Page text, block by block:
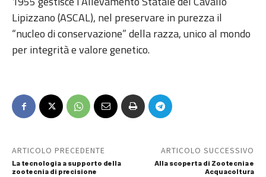
Lipizzano (ASCAL), nel preservare in purezza il
“nucleo di conservazione” della razza, unico al mondo
per integrità e valore genetico.
ARTICOLO PRECEDENTE
La tecnologia a supporto della
zootecnia di precisione
ARTICOLO SUCCESSIVO
Alla scoperta di Zootecnia e
Acquacoltura